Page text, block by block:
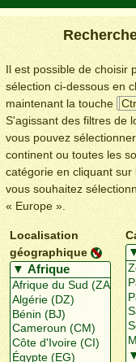
Il est possible de choisir
sélection ci-dessous en
maintenant la touche
S'agissant des filtres de
vous pouvez
continent ou toutes les
catégorie en cliquant
vous souhaitez
« Europe ».
Localisation
géographique